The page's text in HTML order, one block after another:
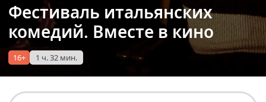
Фестиваль итальянских
комедий. Вместе в кино
16+ 1 ч. 32 мин.